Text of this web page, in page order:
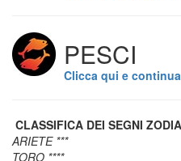
PESCI
Clicca qui e
CLASSIFICA DEI SEGNI
ARIETE ***
TORO ****